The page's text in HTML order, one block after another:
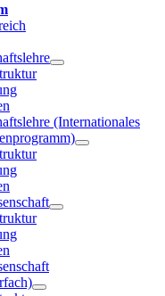
(Internationales